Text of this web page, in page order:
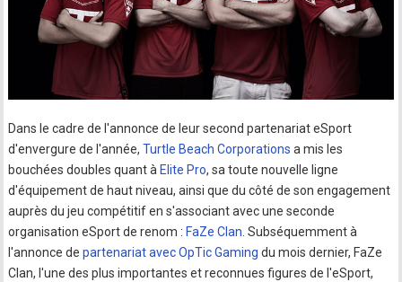
Dans le cadre de l'annonce de leur second partenariat eSport
d'envergure de l'année,Turtle Beach Corporations a mis les
bouchées doubles quant à Elite Pro, sa toute nouvelle ligne
d'équipement de haut niveau, ainsi que du côté de son engagement
auprès du jeu compétitif en s'associant avec une seconde
organisation eSport de renom : FaZe Clan. Subséquemment à
l'annonce departenariat avec OpTic Gaming du mois dernier, FaZe
Clan, l'une des plus importantes et reconnues figures de l'eSport,